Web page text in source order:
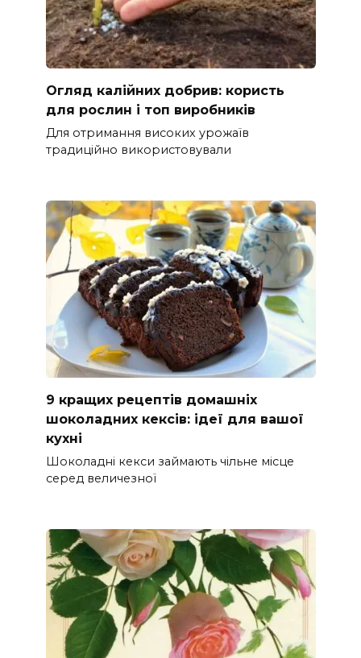
Огляд калійних добрив: користь
для рослин і топ виробників
Для отримання високих урожаїв
традиційно використовували
9 кращих рецептів домашніх
шоколадних кексів: ідеї для вашої
кухні
Шоколадні кекси займають чільне місце
серед величезної